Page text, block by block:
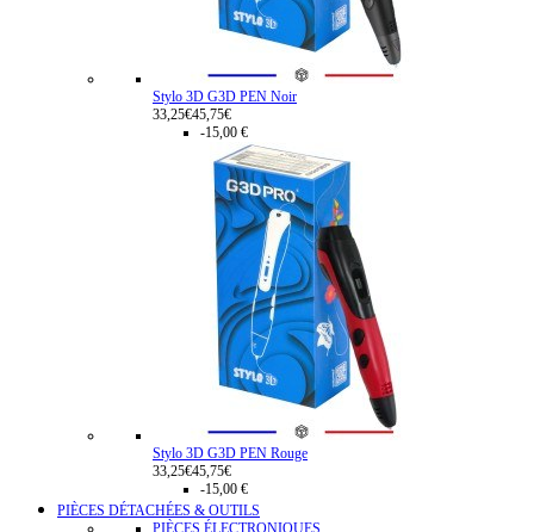
Stylo 3D G3D PEN Noir
33,25€45,75€
-15,00 €
Stylo 3D G3D PEN Rouge
33,25€45,75€
-15,00 €
PIÈCES DÉTACHÉES & OUTILS
PIÈCES ÉLECTRONIQUES